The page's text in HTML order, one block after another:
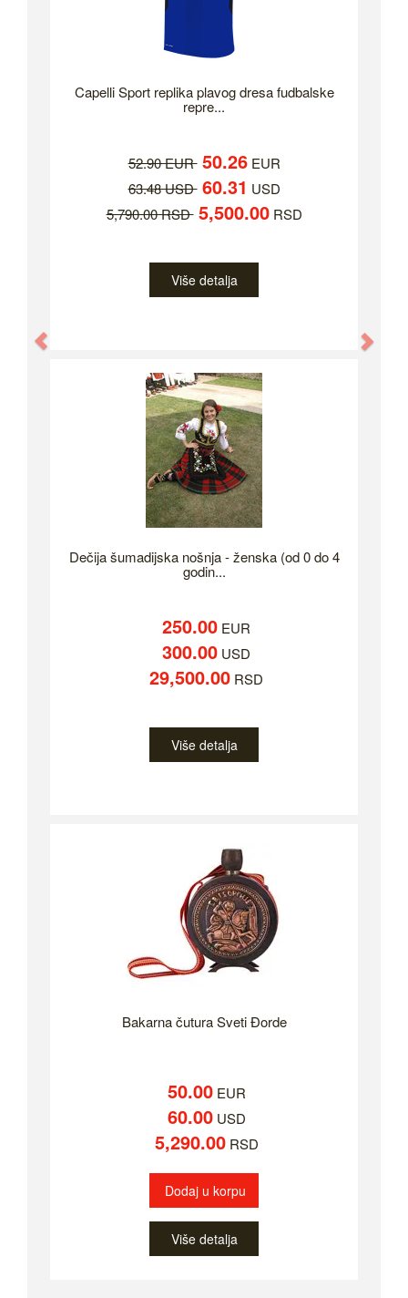
Capelli Sport replika plavog dresa fudbalske
repre...
52.90 EUR 50.26EUR
63.48 USD 60.31 USD
5,790.00 RSD 5,500.00RSD
Više detalja
Dečija šumadijska nošnja - ženska (od 0 do 4
godin...
250.00 EUR
300.00 USD
29,500.00 RSD
Više detalja
Bakarna čutura Sveti Đorde
50.00EUR
60.00USD
5,290.00RSD
Dodaj u korpu
Više detalja